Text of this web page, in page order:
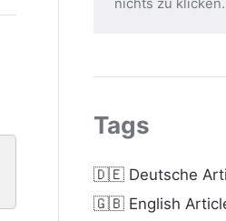
Tags
🇩🇪 Deutsche
🇬🇧 English